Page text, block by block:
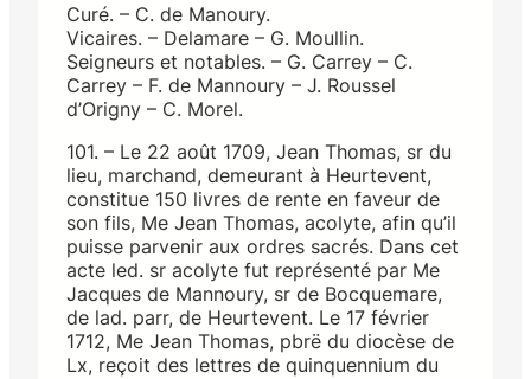
Curé. – C. de Manoury.
Vicaires. – Delamare – G. Moullin.
Seigneurs et notables. – G. Carrey – C.
Carrey – F. de Mannoury – J. Roussel
d’Origny – C. Morel.
101. – Le 22 août 1709, Jean Thomas, sr du
lieu, marchand, demeurant à Heurtevent,
constitue 150 livres de rente en faveur de
son fils, Me Jean Thomas, acolyte, afin qu’il
puisse parvenir aux ordres sacrés. Dans cet
acte led. sr acolyte fut représenté par Me
Jacques de Mannoury, sr de Bocquemare,
de lad. parr, de Heurtevent. Le 17 février
1712, Me Jean Thomas, pbrë du diocèse de
Lx, reçoit des lettres de quinquennium du